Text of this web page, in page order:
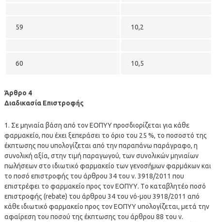
59 10,2
60 10,5
Άρθρο 4
Διαδικασία Επιστροφής
1. Σε μηνιαία βάση από τον ΕΟΠΥΥ προσδιορίζεται για κάθε
φαρμακείο, που έχει ξεπεράσει το όριο του 25 %, το ποσοστό της
έκπτωσης που υπολογίζεται από την παραπάνω παράγραφο, η
συνολική αξία, στην τιμή παραγωγού, των συνολικών μηνιαίων
πωλήσεων στο ιδιωτικό φαρμακείο των γενοσήμων φαρμάκων και
το ποσό επιστροφής του άρθρου 34 του ν. 3918/2011 που
επιστρέφει το φαρμακείο προς τον ΕΟΠΥΥ. Tο καταβλητέο ποσό
επιστροφής (rebate) του άρθρου 34 του νό-μου 3918/2011 από
κάθε ιδιωτικό φαρμακείο προς τον ΕΟΠΥΥ υπολογίζεται, μετά την
αφαίρεση του ποσού της έκπτωσης του άρθρου 88 του ν.